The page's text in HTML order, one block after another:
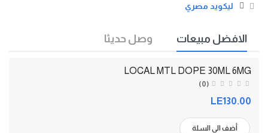
ليكويد مصري
الافضل مبيعات وصل حديثا
LOCAL MTL DOPE 30ML 6MG
(0)
LE130.00
أضف الي السلة